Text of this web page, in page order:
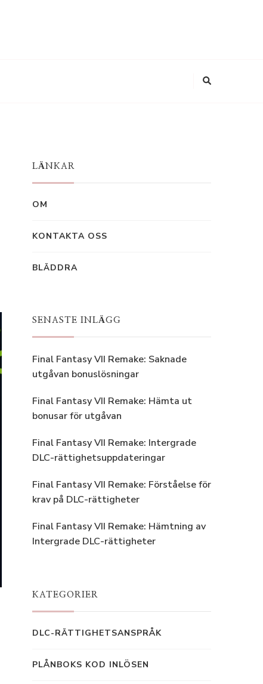
LÄNKAR
OM
KONTAKTA OSS
BLÄDDRA
SENASTE INLÄGG
Final Fantasy VII Remake: Saknade
utgåvan bonuslösningar
Final Fantasy VII Remake: Hämta ut
bonusar för utgåvan
Final Fantasy VII Remake: Intergrade
DLC-rättighetsuppdateringar
Final Fantasy VII Remake: Förståelse för
krav på DLC-rättigheter
Final Fantasy VII Remake: Hämtning av
Intergrade DLC-rättigheter
KATEGORIER
DLC-RÄTTIGHETSANSPRÅK
PLÅNBOKS KOD INLÖSEN